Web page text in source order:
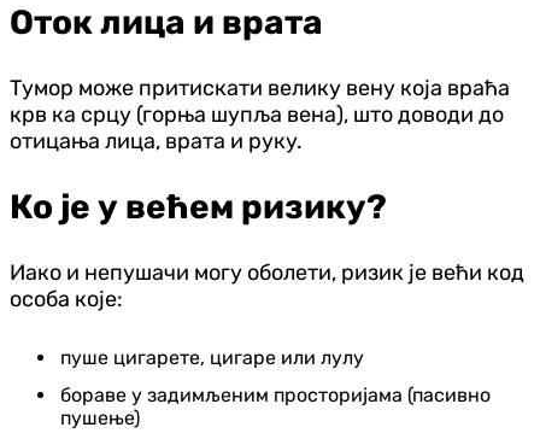
Оток лица и врата
Тумор може притискати велику вену која враћа
крв ка срцу (горња шупља вена), што доводи до
отицања лица, врата и руку.
Ко је у већем ризику?
Иако и непушачи могу оболети, ризик је већи код
особа које:
пуше цигарете, цигаре или лулу
бораве у задимљеним просторијама (пасивно
пушење)